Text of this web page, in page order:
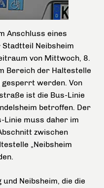
Anschluss eines
Neibsheim
von Mittwoch, 8.
Bereich der Haltestelle
gesperrt werden. Von
ist die Bus-Linie
betroffen. Der
muss daher im
zwischen
„Neibsheim
Neibsheim, die die